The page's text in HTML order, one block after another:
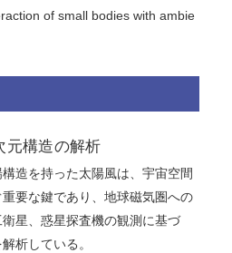
of small bodies with ambie
元構造の解析
造を持った太陽風は、宇宙空間
要な鍵であり、地球磁気圏への
星、惑星探査機の観測に基づ
析している。